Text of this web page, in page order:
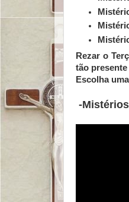
Rezar o
tão
Escolha
-